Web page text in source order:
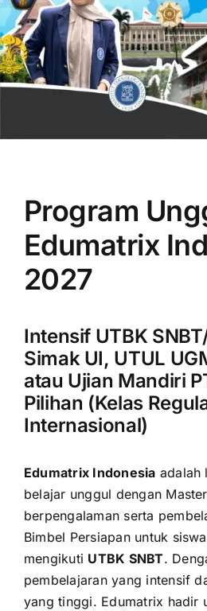
OUR
CONTACT
Program
Edumatrix
2027
Intensif UTBK
Simak UI, UTUL
atau Ujian Mandiri
Pilihan (Kelas
Internasional)
Edumatrix Indonesia adalah
belajar unggul dengan
berpengalaman serta
Bimbel Persiapan untuk
mengikuti UTBK SNBT.
pembelajaran yang intensif
yang tinggi. Edumatrix hadir